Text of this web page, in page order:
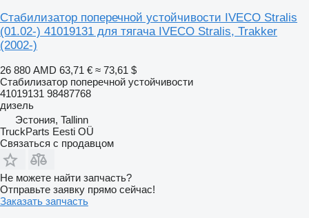
Стабилизатор поперечной устойчивости IVECO Stralis
(01.02-) 41019131 для тягача IVECO Stralis, Trakker
(2002-)
26 880 AMD 63,71 € ≈ 73,61 $
Стабилизатор поперечной устойчивости
41019131 98487768
дизель
Эстония, Tallinn
TruckParts Eesti OÜ
Связаться с продавцом
Не можете найти запчасть?
Отправьте заявку прямо сейчас!
Заказать запчасть